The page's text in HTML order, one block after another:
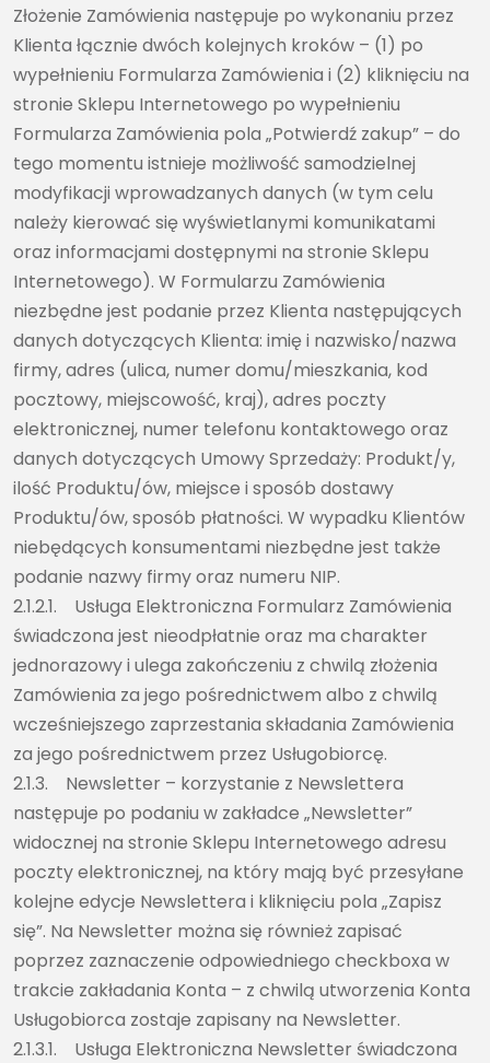
Złożenie Zamówienia następuje po wykonaniu przez
Klienta łącznie dwóch kolejnych kroków – (1) po
wypełnieniu Formularza Zamówienia i (2) kliknięciu na
stronie Sklepu Internetowego po wypełnieniu
Formularza Zamówienia pola „Potwierdź zakup” – do
tego momentu istnieje możliwość samodzielnej
modyfikacji wprowadzanych danych (w tym celu
należy kierować się wyświetlanymi komunikatami
oraz informacjami dostępnymi na stronie Sklepu
Internetowego). W Formularzu Zamówienia
niezbędne jest podanie przez Klienta następujących
danych dotyczących Klienta: imię i nazwisko/nazwa
firmy, adres (ulica, numer domu/mieszkania, kod
pocztowy, miejscowość, kraj), adres poczty
elektronicznej, numer telefonu kontaktowego oraz
danych dotyczących Umowy Sprzedaży: Produkt/y,
ilość Produktu/ów, miejsce i sposób dostawy
Produktu/ów, sposób płatności. W wypadku Klientów
niebędących konsumentami niezbędne jest także
podanie nazwy firmy oraz numeru NIP.
2.1.2.1. Usługa Elektroniczna Formularz Zamówienia
świadczona jest nieodpłatnie oraz ma charakter
jednorazowy i ulega zakończeniu z chwilą złożenia
Zamówienia za jego pośrednictwem albo z chwilą
wcześniejszego zaprzestania składania Zamówienia
za jego pośrednictwem przez Usługobiorcę.
2.1.3. Newsletter – korzystanie z Newslettera
następuje po podaniu w zakładce „Newsletter”
widocznej na stronie Sklepu Internetowego adresu
poczty elektronicznej, na który mają być przesyłane
kolejne edycje Newslettera i kliknięciu pola „Zapisz
się”. Na Newsletter można się również zapisać
poprzez zaznaczenie odpowiedniego checkboxa w
trakcie zakładania Konta – z chwilą utworzenia Konta
Usługobiorca zostaje zapisany na Newsletter.
2.1.3.1. Usługa Elektroniczna Newsletter świadczona